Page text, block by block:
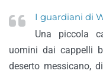
I guardiani di
Una piccola
uomini dai cappelli
deserto messicano,